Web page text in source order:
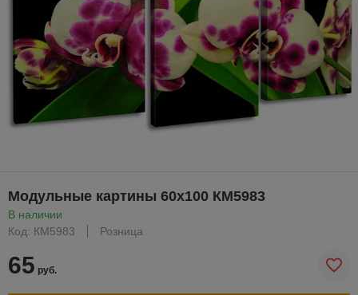
Модульные картины 60x100 КМ5983
В наличии
Код: КМ5983
Розница
65 руб.